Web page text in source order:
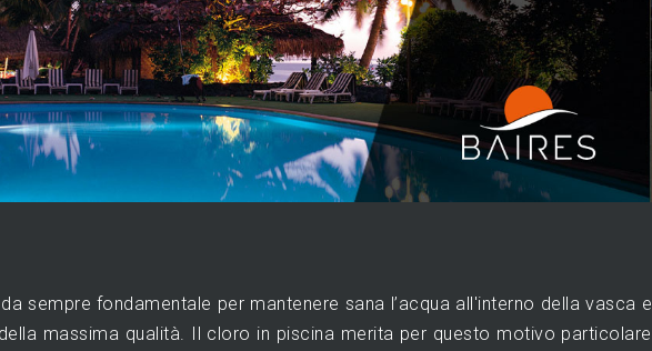
sempre fondamentale per mantenere sana l’acqua all'interno della vasca e
massima qualità. Il cloro in piscina merita per questo motivo particolare